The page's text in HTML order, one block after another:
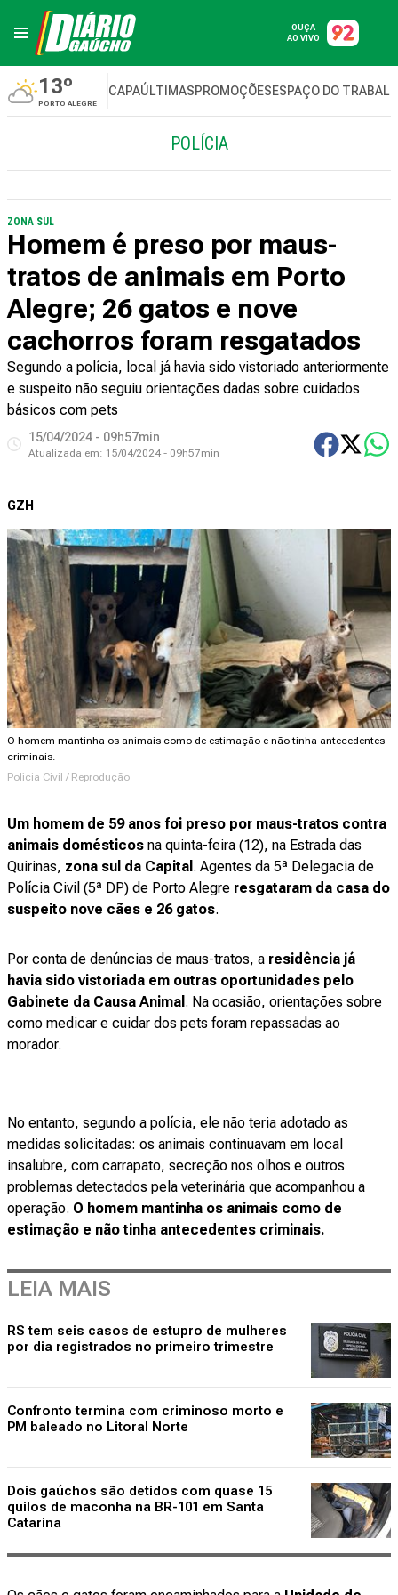
OUÇA
AO VIVO
13º
PORTO ALEGRE
CAPAÚLTIMASPROMOÇÕESESPAÇO DO
POLÍCIA
ZONA SUL
Homem é preso por maus-
tratos de animais em Porto
Alegre; 26 gatos e nove
cachorros foram resgatados
Segundo a polícia, local já havia sido vistoriado anteriormente
e suspeito não seguiu orientações dadas sobre cuidados
básicos com pets
15/04/2024 - 09h57min
Atualizada em: 15/04/2024 - 09h57min
GZH
O homem mantinha os animais como de estimação e não tinha antecedentes
criminais.
Polícia Civil / Reprodução
Um homem de 59 anos foi preso por maus-tratos contra
animais domésticos na quinta-feira (12), na Estrada das
Quirinas, zona sul da Capital . Agentes da 5ª Delegacia de
Polícia Civil (5ª DP) de Porto Alegre resgataram da casa do
suspeito nove cães e 26 gatos.
Por conta de denúncias de maus-tratos, a residência já
havia sido vistoriada em outras oportunidades pelo
Gabinete da Causa Animal . Na ocasião, orientações sobre
como medicar e cuidar dos pets foram repassadas ao
morador.
No entanto, segundo a polícia, ele não teria adotado as
medidas solicitadas: os animais continuavam em local
insalubre, com carrapato, secreção nos olhos e outros
problemas detectados pela veterinária que acompanhou a
operação. O homem mantinha os animais como de
estimação e não tinha antecedentes criminais.
LEIA MAIS
RS tem seis casos de estupro de mulheres
por dia registrados no primeiro trimestre
Confronto termina com criminoso morto e
PM baleado no Litoral Norte
Dois gaúchos são detidos com quase 15
quilos de maconha na BR-101 em Santa
Catarina